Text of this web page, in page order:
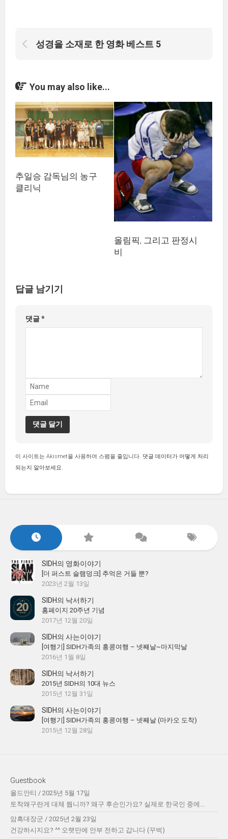
성경을 소재로 한 영화 베스트 5
You may also like...
추일승 감독님의 농구
클리닉
올림픽, 그리고 판정시
비
답글 남기기
댓글*
이 사이트는 Akismet을 사용하여 스팸을 줄입니다. 댓글 데이터가 어떻게 처리
되는지 알아보세요.
SIDH의 영화이야기
[더 퍼스트 슬램덩크] 추억은 거들 뿐?
2023년 2월 13일
SIDH의 낙서하기
홈페이지 20주년 기념
2017년 12월 20일
SIDH의 사는이야기
[여행기] SIDH가족의 홍콩여행 – 넷째날~마지막날
2016년 1월 8일
SIDH의 낙서하기
2015년 SIDH의 10대 뉴스
2015년 12월 31일
SIDH의 사는이야기
[여행기] SIDH가족의 홍콩여행 – 넷째날 (마카오 도착)
2015년 12월 28일
Guestbook
올드안티 / 2025년 5월 17일
토착왜구란게 대체 뭡니까? 왜구 후손인가요? 실제로 한국인 중에...
암흑대장군 / 2025년 2월 23일
건강하시지요? ^^ 오랫만에 안부 전하고 갑니다 (꾸벅)